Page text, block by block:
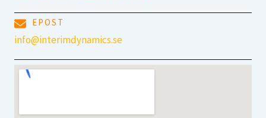
EPOST
info@interimdynamics.se